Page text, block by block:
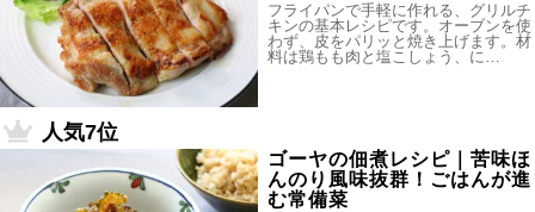
フライパンで手軽に作れる、グリルチ
キンの基本レシピです。オーブンを使
わず、皮をパリッと焼き上げます。材
料は鶏もも肉と塩こしょう、に…
人気7位
ゴーヤの佃煮レシピ｜苦味ほ
んのり風味抜群！ごはんが進
む常備菜